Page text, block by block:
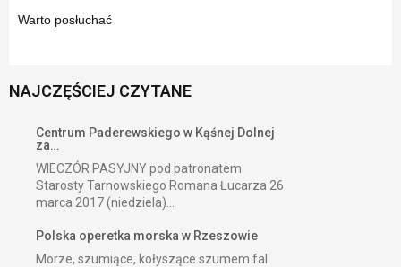
Warto posłuchać
NAJCZĘŚCIEJ CZYTANE
Centrum Paderewskiego w Kąśnej Dolnej
za…
WIECZÓR PASYJNY pod patronatem
Starosty Tarnowskiego Romana Łucarza 26
marca 2017 (niedziela)...
Polska operetka morska w Rzeszowie
Morze, szumiące, kołyszące szumem fal